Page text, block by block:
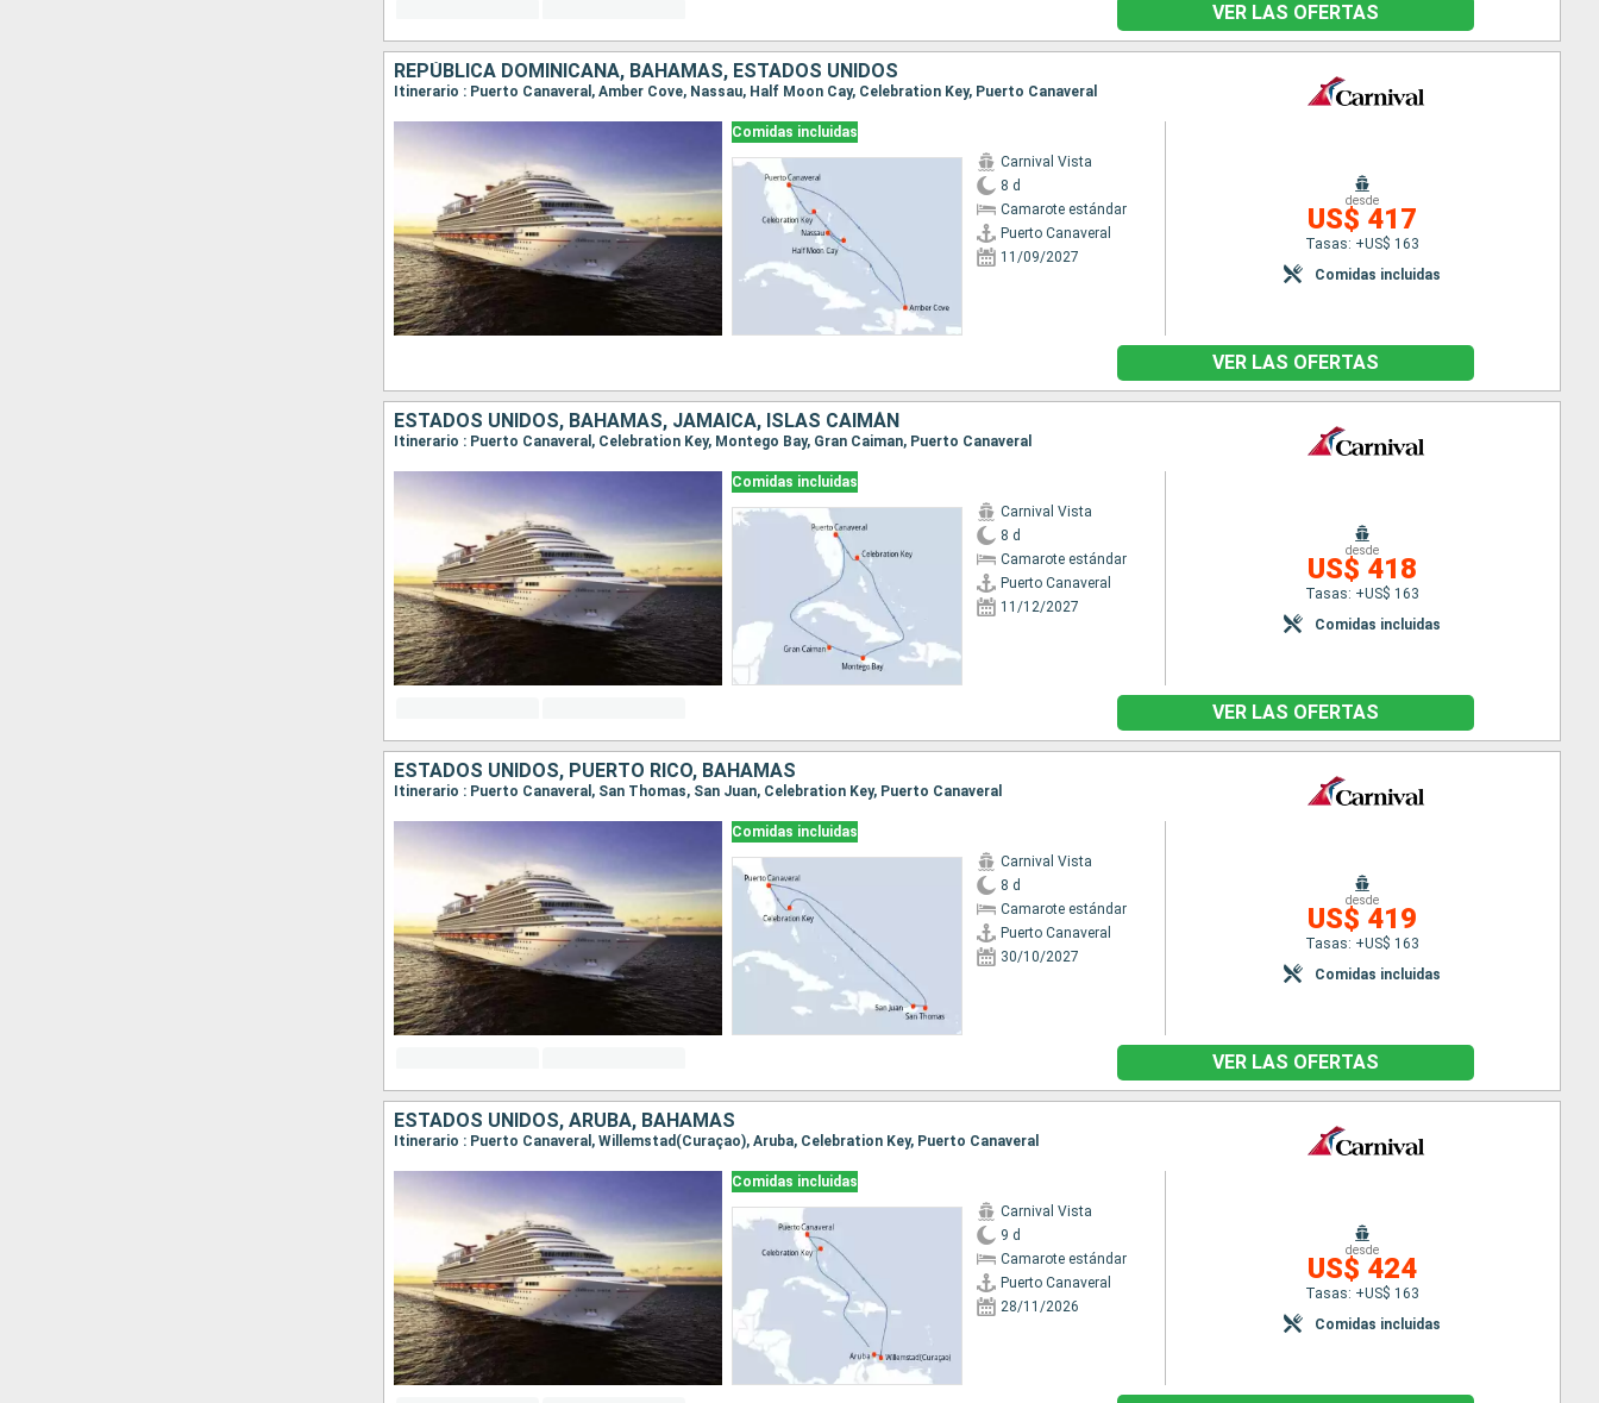
VER LAS OFERTAS
REPÚBLICA DOMINICANA, BAHAMAS, ESTADOS UNIDOS
Itinerario : Puerto Canaveral, Amber Cove, Nassau, Half Moon Cay, Celebration Key, Puerto Canaveral
Comidas incluidas
Carnival Vista
8 d
Camarote estándar
Puerto Canaveral
11/09/2027
desde
US$ 417
Tasas: +US$ 163
Comidas incluidas
VER LAS OFERTAS
ESTADOS UNIDOS, BAHAMAS, JAMAICA, ISLAS CAIMÁN
Itinerario : Puerto Canaveral, Celebration Key, Montego Bay, Gran Caiman, Puerto Canaveral
Comidas incluidas
Carnival Vista
8 d
Camarote estándar
Puerto Canaveral
11/12/2027
desde
US$ 418
Tasas: +US$ 163
Comidas incluidas
VER LAS OFERTAS
ESTADOS UNIDOS, PUERTO RICO, BAHAMAS
Itinerario : Puerto Canaveral, San Thomas, San Juan, Celebration Key, Puerto Canaveral
Comidas incluidas
Carnival Vista
8 d
Camarote estándar
Puerto Canaveral
30/10/2027
desde
US$ 419
Tasas: +US$ 163
Comidas incluidas
VER LAS OFERTAS
ESTADOS UNIDOS, ARUBA, BAHAMAS
Itinerario : Puerto Canaveral, Willemstad(Curaçao), Aruba, Celebration Key, Puerto Canaveral
Comidas incluidas
Carnival Vista
9 d
Camarote estándar
Puerto Canaveral
28/11/2026
desde
US$ 424
Tasas: +US$ 163
Comidas incluidas